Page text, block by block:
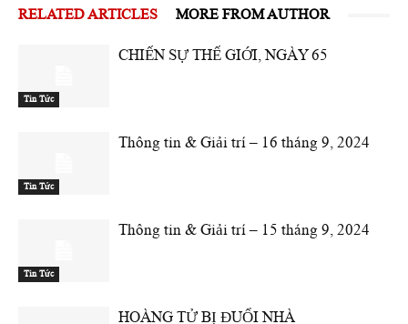
RELATED ARTICLES MORE FROM AUTHOR
Tin Tức
CHIẾN SỰ THẾ GIỚI, NGÀY 65
Tin Tức
Thông tin & Giải trí – 16 tháng 9, 2024
Tin Tức
Thông tin & Giải trí – 15 tháng 9, 2024
HOÀNG TỬ BỊ ĐUỔI NHÀ